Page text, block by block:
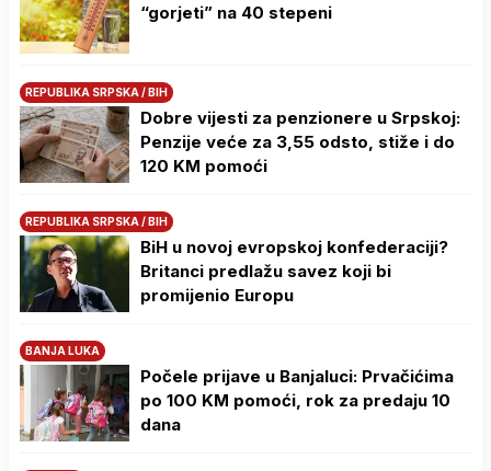
“gorjeti” na 40 stepeni
REPUBLIKA SRPSKA / BIH
Dobre vijesti za penzionere u Srpskoj:
Penzije veće za 3,55 odsto, stiže i do
120 KM pomoći
REPUBLIKA SRPSKA / BIH
BiH u novoj evropskoj konfederaciji?
Britanci predlažu savez koji bi
promijenio Europu
BANJA LUKA
Počele prijave u Banjaluci: Prvačićima
po 100 KM pomoći, rok za predaju 10
dana